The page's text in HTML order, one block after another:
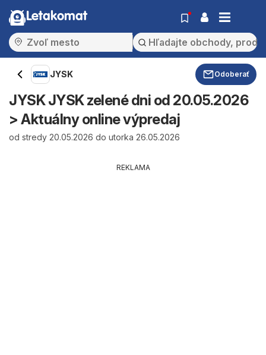
Letakomat
JYSK Odoberať
JYSK JYSK zelené dni od 20.05.2026
> Aktuálny online výpredaj
od stredy 20.05.2026 do utorka 26.05.2026
REKLAMA